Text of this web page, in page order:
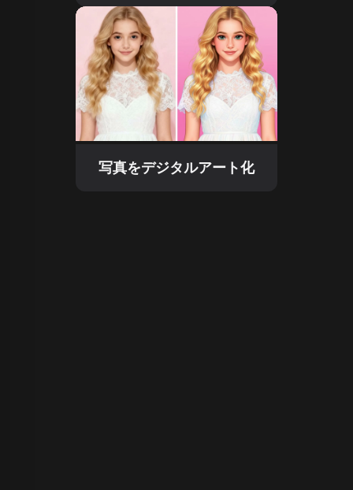
写真をデジタルアート化